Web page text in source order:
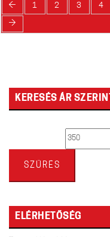
← 1 2 3 4
→
KERESÉS ÁR SZERINT
Min
SZŰRÉS
ELÉRHETŐSÉG